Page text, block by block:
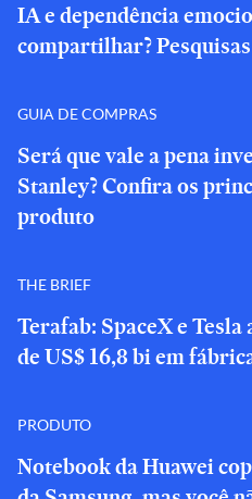
IA e dependência
compartilhar?
GUIA DE COMPRAS
Será que vale a pena
Stanley? Confira os
produto
THE BRIEF
Terafab: SpaceX e
de US$ 16,8 bi em
PRODUTO
Notebook da Huawei